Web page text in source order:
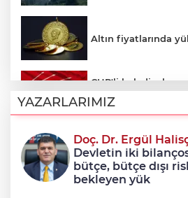
Altın fiyatlarında
CHP'li belediyelere
Hakkında
incelenecek
Erkan Aydın
sahada tuttu
YAZARLARIMIZ
Doç. Dr. Ergül
Devletin iki
bütçe, bütçe dışı
bekleyen yük